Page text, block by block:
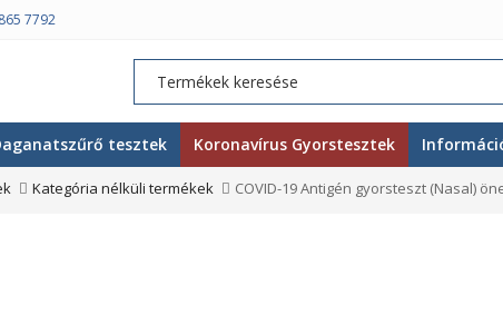
7792
tesztek Koronavírus Gyorstesztek
Kategória nélküli termékek COVID-19 Antigén gyorsteszt (Nasal)